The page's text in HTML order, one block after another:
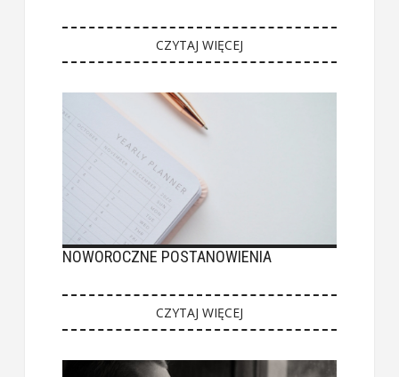
CZYTAJ WIĘCEJ
NOWOROCZNE POSTANOWIENIA
CZYTAJ WIĘCEJ